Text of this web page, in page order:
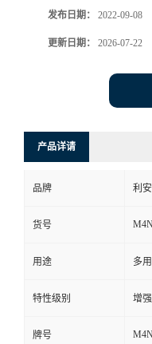
系
发布日期： 2022-09-08
更新日期： 2026-07-22
产品详请
品牌 利
货号
用途 多
特性级别 增强
牌号